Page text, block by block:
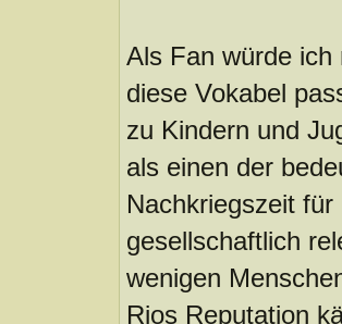
Als Fan würde ich
diese Vokabel
zu Kindern und
als einen der
Nachkriegszeit
gesellschaftlich
wenigen
Rios Reputation